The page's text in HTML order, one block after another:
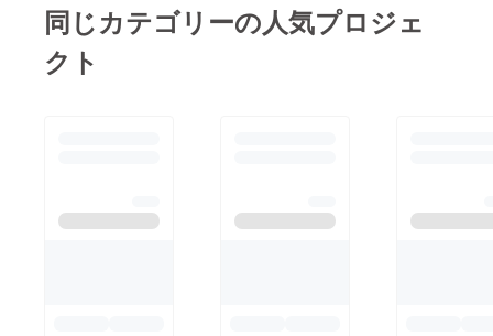
私たちは２１世紀にお
代」へ イノベーショ
同じカテゴリーの人気プロジェ
クト